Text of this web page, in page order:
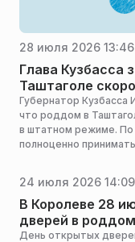
28 июля 2026 13:46
Глава Кузбасса
Таштаголе
Губернатор Кузбасса
что роддом в
в штатном режиме. По
полноценно
24 июля 2026 14:09
В Королеве 28
дверей в
День открытых